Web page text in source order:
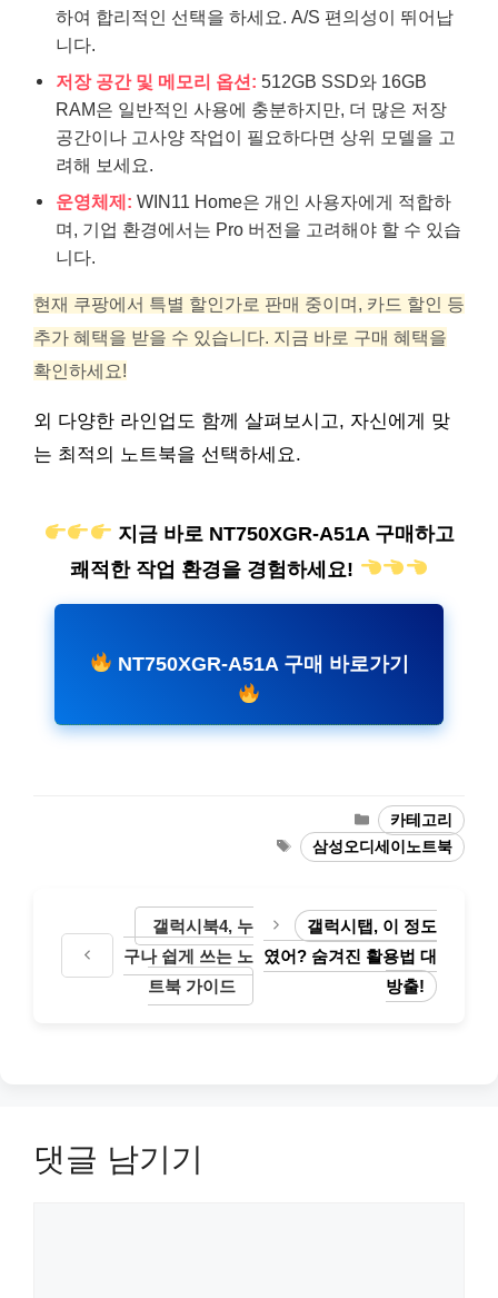
하여 합리적인 선택을 하세요. A/S 편의성이 뛰어납
니다.
저장 공간 및 메모리 옵션: 512GB SSD와 16GB
RAM은 일반적인 사용에 충분하지만, 더 많은 저장
공간이나 고사양 작업이 필요하다면 상위 모델을 고
려해 보세요.
운영체제: WIN11 Home은 개인 사용자에게 적합하
며, 기업 환경에서는 Pro 버전을 고려해야 할 수 있습
니다.
현재 쿠팡에서 특별 할인가로 판매 중이며, 카드 할인 등
추가 혜택을 받을 수 있습니다. 지금 바로 구매 혜택을
확인하세요!
외 다양한 라인업도 함께 살펴보시고, 자신에게 맞
는 최적의 노트북을 선택하세요.
지금 바로 NT750XGR-A51A 구매하고
쾌적한 작업 환경을 경험하세요!
NT750XGR-A51A 구매 바로가기
카
테
고
카테고리
태
그
삼성오디세이노트북
갤럭시북4, 누
구나 쉽게 쓰는 노
트북 가이드
갤럭시탭, 이 정도
였어? 숨겨진 활용법 대
방출!
댓글 남기기